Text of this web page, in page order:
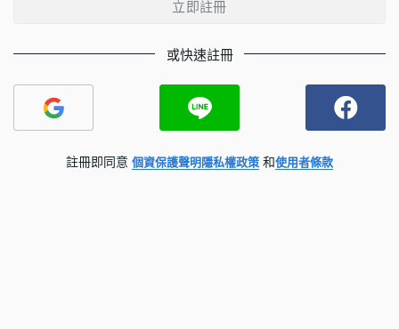
立即註冊
或快速註冊
註冊即同意 個資保護聲明隱私權政策 和使用者條款